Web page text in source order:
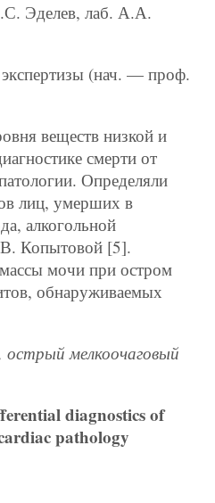
Эделев, лаб. А.А.
(нач. — проф.
веществ низкой и
смерти от
Определяли
лиц, умерших в
алкогольной
Копытовой [5].
мочи при остром
обнаруживаемых
острый мелкоочаговый
diagnostics of
pathology